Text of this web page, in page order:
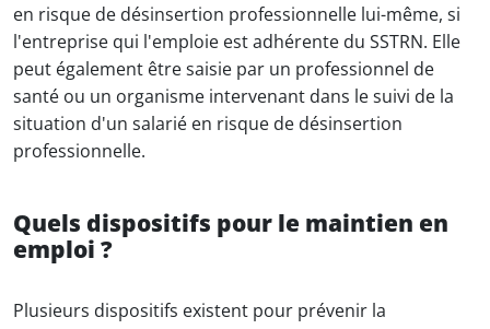
en risque de désinsertion professionnelle lui-même, si
l'entreprise qui l'emploie est adhérente du SSTRN. Elle
peut également être saisie par un professionnel de
santé ou un organisme intervenant dans le suivi de la
situation d'un salarié en risque de désinsertion
professionnelle.
Quels dispositifs pour le maintien en
emploi ?
Plusieurs dispositifs existent pour prévenir la